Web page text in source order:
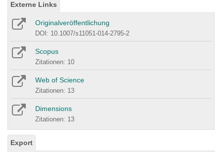
Externe Links
Originalveröffentlichung
DOI: 10.1007/s11051-014-2795-2
Scopus
Zitationen: 10
Web of Science
Zitationen: 13
Dimensions
Zitationen: 13
Export